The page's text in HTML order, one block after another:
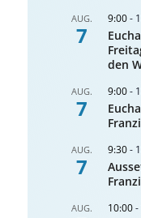
AUG.
7
9:00-
den
AUG.
7
9:00-
AUG.
7
9:30-
AUG. 10:00-